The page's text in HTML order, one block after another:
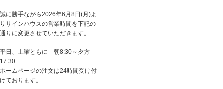
誠に勝手ながら2026年6月8日(月)よ
りサインハウスの営業時間を下記の
通りに変更させていただきます。
平日、土曜ともに 朝8:30～夕方
17:30
ホームページの注文は24時間受け付
けております。